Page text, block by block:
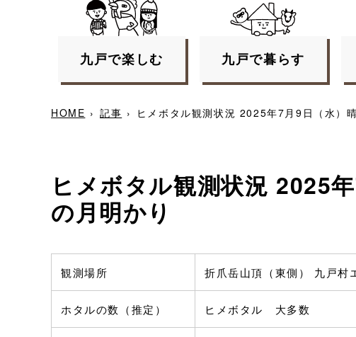
九戸で楽しむ 九戸で暮らす
HOME › 記事 › ヒメボタル観測状況 2025年7月9日（水）
ヒメボタル観測状況 2025
の月明かり
観測場所 折爪岳山頂（東側） 九戸村
ホタルの数（推定） ヒメボタル 大多数